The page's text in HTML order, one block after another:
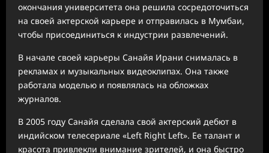
окончания университета она решила сосредоточиться
на своей актерской карьере и отправилась в Мумбаи,
чтобы присоединиться к индустрии развлечений.
В начале своей карьеры Санайя Ирани снималась в
рекламах и музыкальных видеоклипах. Она также
работала моделью и появлялась на обложках
журналов.
В 2005 году Санайя сделала свой актерский дебют в
индийском телесериале «Left Right Left». Ее талант и
красота привлекли внимание зрителей, и она быстро